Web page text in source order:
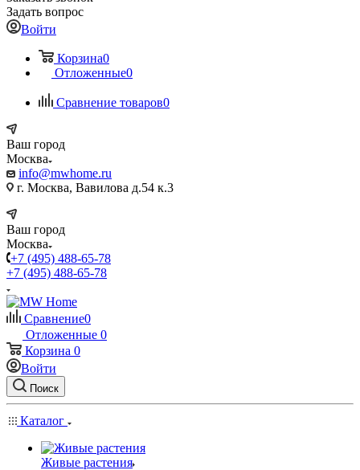
Задать вопрос
Войти
Корзина0
Отложенные0
Сравнение товаров0
Ваш город
Москва
info@mwhome.ru
г. Москва, Вавилова д.54 к.3
Ваш город
Москва
+7 (495) 488-65-78
+7 (495) 488-65-78
Сравнение0
Отложенные 0
Корзина 0
Войти
Поиск
Каталог
Живые растения